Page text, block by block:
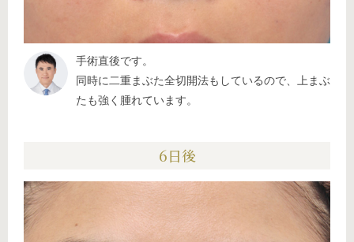
手術直後です。
同時に二重まぶた全切開法もしているので、上まぶ
たも強く腫れています。
6日後